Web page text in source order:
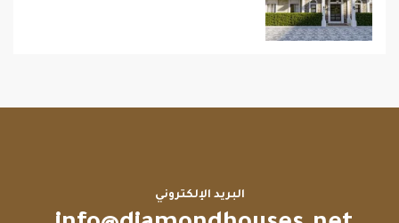
البريد الإلكتروني